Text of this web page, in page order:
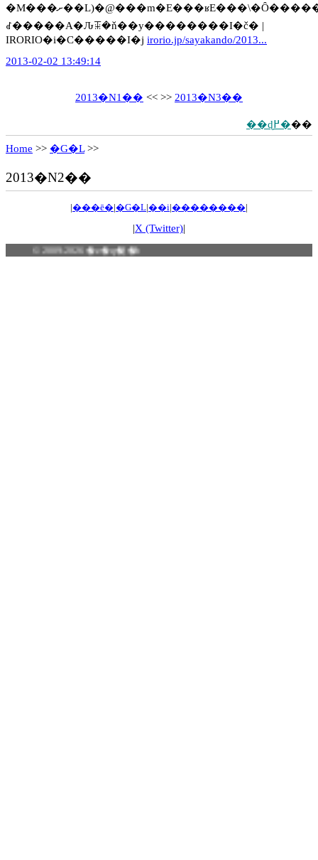
�M���ށ��L)�@���m�E���ʁE���\�Ȏ�����̋~������ȁc�@»�@������Ɂg�Q�C�h���ƌ��߂���
ꂽ�����A�Ԉꔯ�ň��y��������I�č� |
IRORIO�i�C�����I�j irorio.jp/sayakando/2013...
2013-02-02 13:49:14
2013�N1�� << >> 2013�N3��
��ɖ߂���
Home >> �G�L>>
2013�N2��
|���ē�|�G�L|��i|��������|
|X (Twitter)|
© 2009-2026 �z�q�[�b